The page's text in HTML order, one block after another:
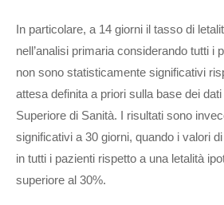
In particolare, a 14 giorni il tasso di
nell’analisi primaria considerando tutti i
non sono statisticamente significativi
attesa definita a priori sulla base dei dati
Superiore di Sanità. I risultati sono
significativi a 30 giorni, quando i valori
in tutti i pazienti rispetto a una letalità
superiore al 30%.